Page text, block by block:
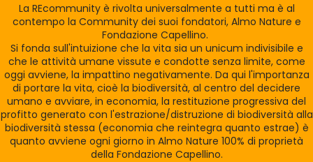
La REcommunity è rivolta universalmente a tutti ma è al
contempo la Community dei suoi fondatori, Almo Nature e
Fondazione Capellino.
Si fonda sull'intuizione che la vita sia un unicum indivisibile e
che le attività umane vissute e condotte senza limite, come
oggi avviene, la impattino negativamente. Da qui l'importanza
di portare la vita, cioè la biodiversità, al centro del decidere
umano e avviare, in economia, la restituzione progressiva del
profitto generato con l'estrazione/distruzione di biodiversità alla
biodiversità stessa (economia che reintegra quanto estrae) è
quanto avviene ogni giorno in Almo Nature 100% di proprietà
della Fondazione Capellino.